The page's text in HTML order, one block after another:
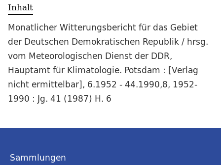
Inhalt
Monatlicher Witterungsbericht für das Gebiet
der Deutschen Demokratischen Republik / hrsg.
vom Meteorologischen Dienst der DDR,
Hauptamt für Klimatologie. Potsdam : [Verlag
nicht ermittelbar], 6.1952 - 44.1990,8, 1952-
1990 : Jg. 41 (1987) H. 6
Sammlungen